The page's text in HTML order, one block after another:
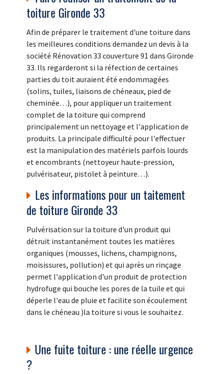
toiture Gironde 33
Afin de préparer le traitement d'une toiture dans
les meilleures conditions demandez un devis à la
société Rénovation 33 couverture 91 dans Gironde
33. Ils regarderont si la réfection de certaines
parties du toit auraient été endommagées
(solins, tuiles, liaisons de chéneaux, pied de
cheminée…), pour appliquer un traitement
complet de la toiture qui comprend
principalement un nettoyage et l'application de
produits. La principale difficulté pour l'effectuer
est la manipulation des matériels parfois lourds
et encombrants (nettoyeur haute-pression,
pulvérisateur, pistolet à peinture…).
Les informations pour un taitement
de toiture Gironde 33
Pulvérisation sur la toiture d'un produit qui
détruit instantanément toutes les matières
organiques (mousses, lichens, champignons,
moisissures, pollution) et qui après un rinçage
permet l'application d'un produit de protection
hydrofuge qui bouche les pores de la tuile et qui
déperle l'eau de pluie et facilite son écoulement
dans le chéneau )la toiture si vous le souhaitez.
Une fuite toiture : une réelle urgence
?